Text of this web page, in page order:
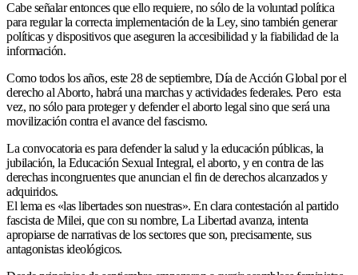
Cabe señalar entonces que ello requiere, no sólo de la voluntad política
para regular la correcta implementación de la Ley, sino también generar
políticas y dispositivos que aseguren la accesibilidad y la fiabilidad de la
información.
Como todos los años, este 28 de septiembre, Día de Acción Global por el
derecho al Aborto, habrá una marchas y actividades federales. Pero esta
vez, no sólo para proteger y defender el aborto legal sino que será una
movilización contra el avance del fascismo.
La convocatoria es para defender la salud y la educación públicas, la
jubilación, la Educación Sexual Integral, el aborto, y en contra de las
derechas incongruentes que anuncian el fin de derechos alcanzados y
adquiridos.
El lema es «las libertades son nuestras». En clara contestación al partido
fascista de Milei, que con su nombre, La Libertad avanza, intenta
apropiarse de narrativas de los sectores que son, precisamente, sus
antagonistas ideológicos.